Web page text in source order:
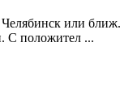
или ближ.
С положител ...